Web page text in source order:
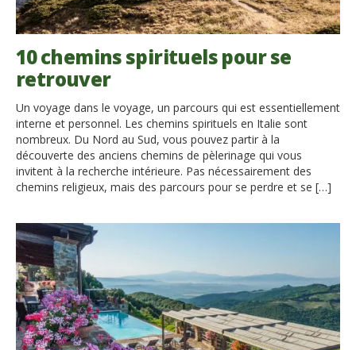
10 chemins spirituels pour se
retrouver
Un voyage dans le voyage, un parcours qui est essentiellement
interne et personnel. Les chemins spirituels en Italie sont
nombreux. Du Nord au Sud, vous pouvez partir à la
découverte des anciens chemins de pèlerinage qui vous
invitent à la recherche intérieure. Pas nécessairement des
chemins religieux, mais des parcours pour se perdre et se […]